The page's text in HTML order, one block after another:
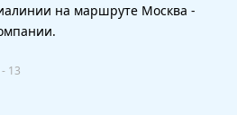
на маршруте Москва -
- 13